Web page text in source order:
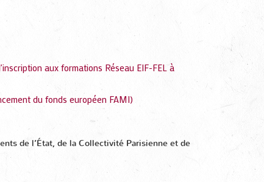
aux formations Réseau EIF-FEL à
du fonds européen FAMI)
de l’État, de la Collectivité Parisienne et de